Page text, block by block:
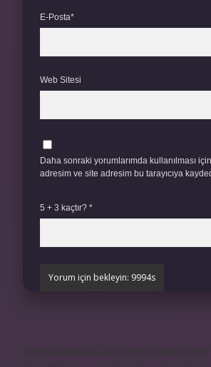
E-Posta*
Web Sitesi
Daha sonraki yorumlarımda kullanılması
adresim ve site adresim bu tarayıcıya
5 + 3 kaçtır? *